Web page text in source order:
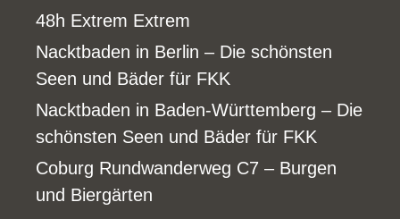
48h Extrem Extrem
Nacktbaden in Berlin – Die schönsten
Seen und Bäder für FKK
Nacktbaden in Baden-Württemberg – Die
schönsten Seen und Bäder für FKK
Coburg Rundwanderweg C7 – Burgen
und Biergärten